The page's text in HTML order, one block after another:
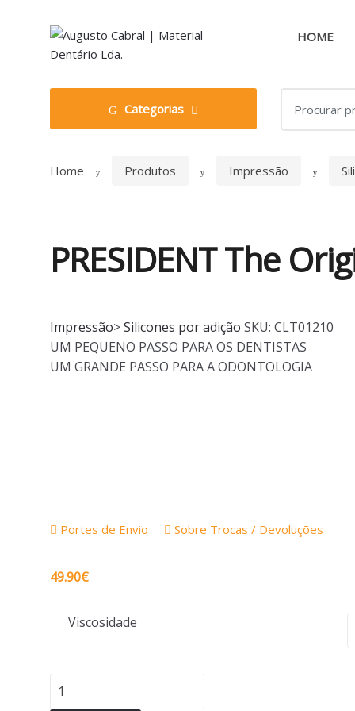
navigation
HOME
Categorias
for:
Home Produtos Impressão
PRESIDENT The
Impressão>Silicones por adição SKU: CLT01210
UM PEQUENO PASSO PARA OS DENTISTAS
UM GRANDE PASSO PARA A ODONTOLOGIA
Portes de Envio Sobre Trocas / Devoluções
49.90€
Viscosidade
Quantidade
de